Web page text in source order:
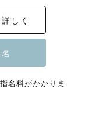
の時の想いも思い
未来への決意…
のせてお届けしま
しく
名料がかかりま